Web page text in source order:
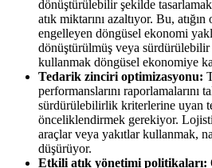
dönüştürülebilir şekilde
atık miktarını azaltıyor. Bu, atığın
engelleyen döngüsel ekonomi
dönüştürülmüş veya sürdürülebilir
kullanmak döngüsel ekonomiye
Tedarik zinciri optimizasyonu:
performanslarını raporlamalarını
sürdürülebilirlik kriterlerine uyan
önceliklendirmek gerekiyor.
araçlar veya yakıtlar kullanmak,
düşürüyor.
Etkili atık yönetimi politikaları: